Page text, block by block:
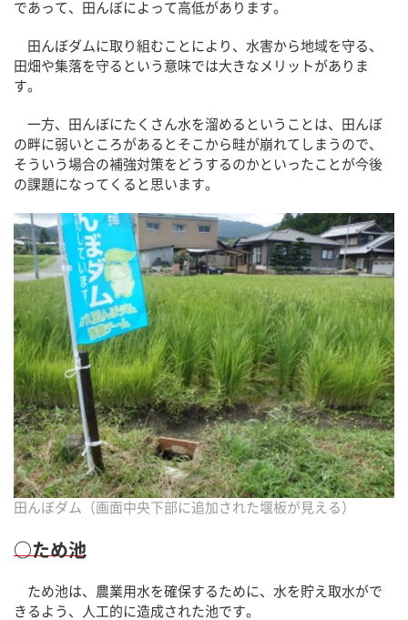
であって、田んぼによって高低があります。
田んぼダムに取り組むことにより、水害から地域を守る、
田畑や集落を守るという意味では大きなメリットがありま
す。
一方、田んぼにたくさん水を溜めるということは、田んぼ
の畔に弱いところがあるとそこから畦が崩れてしまうので、
そういう場合の補強対策をどうするのかといったことが今後
の課題になってくると思います。
田んぼダム（画面中央下部に追加された堰板が見える）
○ため池
ため池は、農業用水を確保するために、水を貯え取水がで
きるよう、人工的に造成された池です。